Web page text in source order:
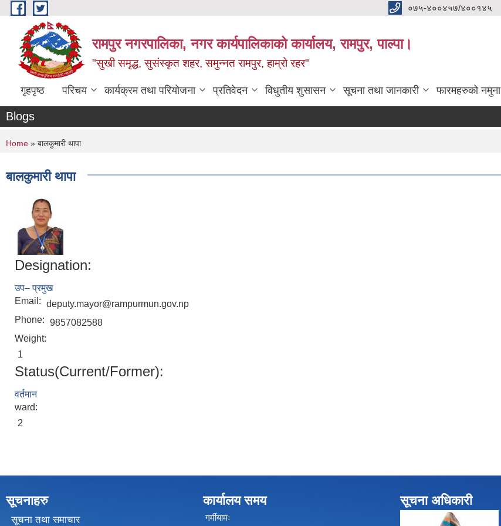
Skip to main content ०७५-४००४५७/४००१४५
रामपुर नगरपालिका, नगर कार्यपालिकाको कार्यालय, रामपुर, पाल्पा।
"सुखी समृद्ध, सुसंस्कृत शहर, समुन्नत रामपुर, हाम्रो रहर"
गृहपृष्ठ परिचय कार्यक्रम तथा परियोजना प्रतिवेदन विधुतीय शुसासन सूचना तथा जानकारी फारमहरुको नमुना
Blogs
You are here
Home » बालकुमारी थापा
बालकुमारी थापा
Designation:
उप– प्रमुख
Email: deputy.mayor@rampurmun.gov.np
Phone: 9857082588
Weight:
1
Status(Current/Former):
वर्तमान
ward:
2
सूचनाहरु
सूचना तथा समाचार
कार्यालय समय
गर्मीयामः
सूचना अधिकारी